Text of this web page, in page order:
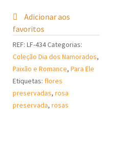
Preservada
Adicionar aos
favoritos
REF:LF-434Categorias:
Coleção Dia dos Namorados,
Paixão e Romance,Para Ele
Etiquetas: flores
preservadas,rosa
preservada,rosas